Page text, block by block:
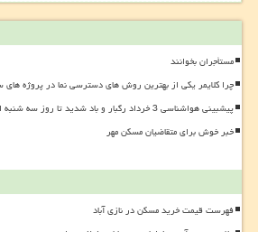
مستأجران بخوانند
چرا کلایمر یکی از بهترین روش های دسترسی نما در پروژه های
پیشبینی هواشناسی 3 خرداد رگبار و باد شدید تا روز سه شنبه ادامه دارد
خبر خوش برای متقاضیان مسکن مهر
فهرست قیمت خرید مسکن در نازی آباد